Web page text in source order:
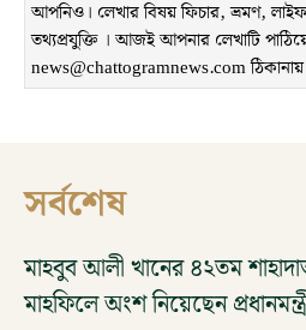
আপনিও। লেখার বিষয় ফিচার, ভ্রমণ,
তথ্যপ্রযুক্তি । আজই আপনার লেখাটি
news@chattogramnews.com
সর্বশেষ
মাহবুব আলী খানের ৪২তম
মাহফিলে অংশ নিয়েছেন